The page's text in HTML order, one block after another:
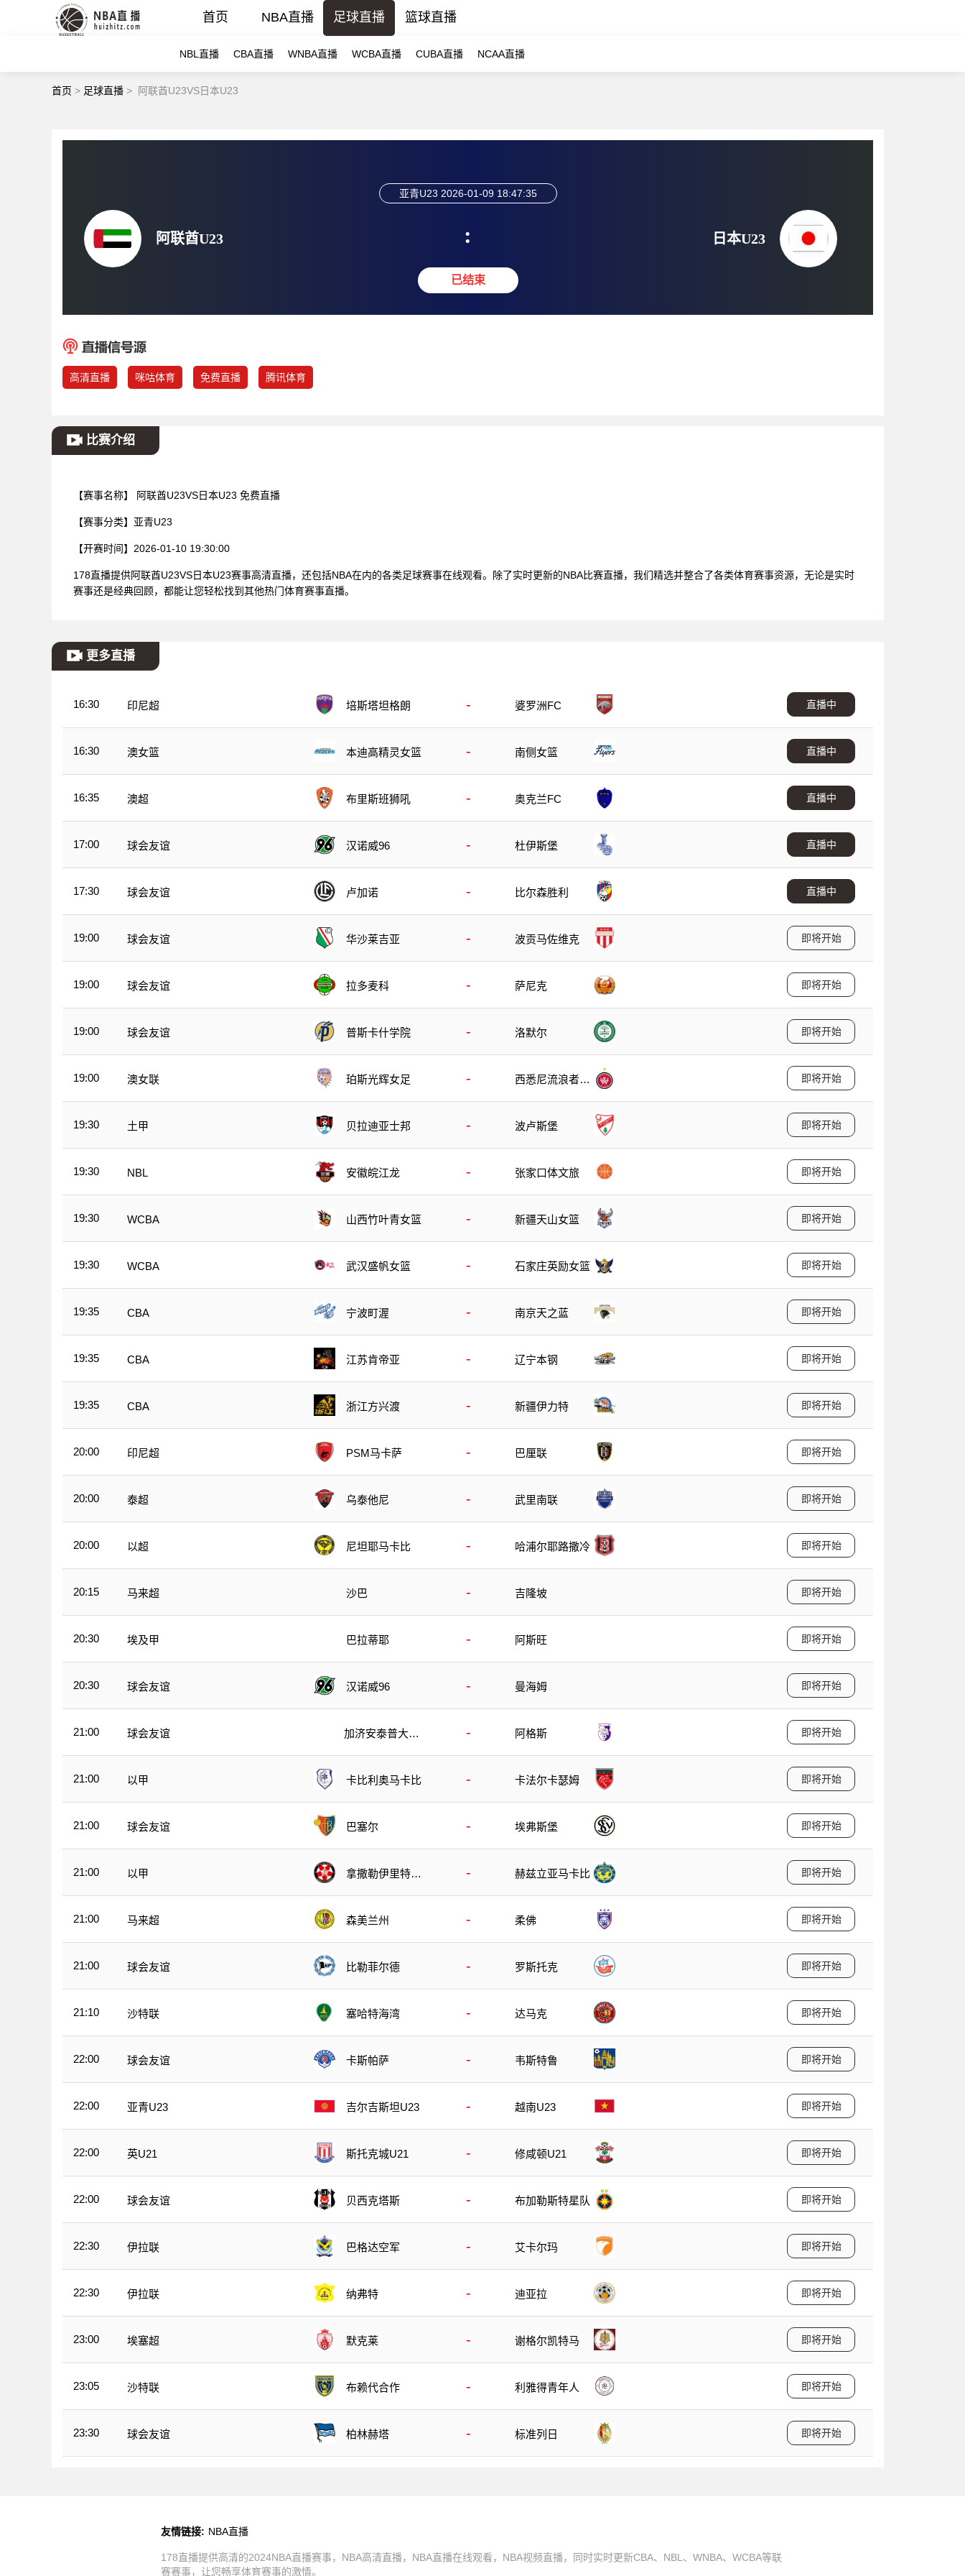
首页 NBA直播 足球直播 篮球直播
NBL直播 CBA直播 WNBA直播 WCBA直播 CUBA直播 NCAA直播
首页 > 足球直播 > 阿联酋U23VS日本U23
阿联酋U23
亚青U23 2026-01-09 18:47:35
:
已结束
日本U23
高清直播 咪咕体育 免费直播 腾讯体育
比赛介绍
【赛事名称】 阿联酋U23VS日本U23 免费直播
【赛事分类】 亚青U23
【开赛时间】 2026-01-10 19:30:00
178直播提供阿联酋U23VS日本U23赛事高清直播，还包括NBA在内的各类足球赛事在线观看。除了实时更新的NBA比赛直播，我们精选并整合了各类体育赛事资源，无论是实时
赛事还是经典回顾，都能让您轻松找到其他热门体育赛事直播。
更多直播
16:30 印尼超 培斯塔坦格朗 - 婆罗洲FC 直播中
16:30 澳女篮 本迪高精灵女篮 - 南侧女篮 直播中
16:35 澳超 布里斯班狮吼 - 奥克兰FC 直播中
17:00 球会友谊 汉诺威96 - 杜伊斯堡 直播中
17:30 球会友谊 卢加诺 - 比尔森胜利 直播中
19:00 球会友谊 华沙莱吉亚 - 波贡马佐维克 即将开始
19:00 球会友谊 拉多麦科 - 萨尼克 即将开始
19:00 球会友谊 普斯卡什学院 - 洛默尔 即将开始
19:00 澳女联 珀斯光辉女足 -
西悉尼流浪者女
即将开始
19:30 土甲 贝拉迪亚士邦 - 波卢斯堡 即将开始
19:30 NBL 安徽皖江龙 - 张家口体文旅 即将开始
19:30 WCBA 山西竹叶青女篮 - 新疆天山女篮 即将开始
19:30 WCBA 武汉盛帆女篮 - 石家庄英励女篮 即将开始
19:35 CBA 宁波町渥 - 南京天之蓝 即将开始
19:35 CBA 江苏肯帝亚 - 辽宁本钢 即将开始
19:35 CBA 浙江方兴渡 - 新疆伊力特 即将开始
20:00 印尼超 PSM马卡萨 - 巴厘联 即将开始
20:00 泰超 乌泰他尼 - 武里南联 即将开始
20:00 以超 尼坦耶马卡比 - 哈浦尔耶路撒冷 即将开始
20:15 马来超 沙巴 - 吉隆坡 即将开始
20:30 埃及甲 巴拉蒂耶 - 阿斯旺 即将开始
20:30 球会友谊 汉诺威96 - 曼海姆 即将开始
21:00 球会友谊
加济安泰普大都
- 阿格斯 即将开始
21:00 以甲 卡比利奥马卡比 - 卡法尔卡瑟姆 即将开始
21:00 球会友谊 巴塞尔 - 埃弗斯堡 即将开始
21:00 以甲
拿撒勒伊里特夏
- 赫兹立亚马卡比 即将开始
21:00 马来超 森美兰州 - 柔佛 即将开始
21:00 球会友谊 比勒菲尔德 - 罗斯托克 即将开始
21:10 沙特联 塞哈特海湾 - 达马克 即将开始
22:00 球会友谊 卡斯帕萨 - 韦斯特鲁 即将开始
22:00 亚青U23 吉尔吉斯坦U23 - 越南U23 即将开始
22:00 英U21 斯托克城U21 - 修咸顿U21 即将开始
22:00 球会友谊 贝西克塔斯 - 布加勒斯特星队 即将开始
22:30 伊拉联 巴格达空军 - 艾卡尔玛 即将开始
22:30 伊拉联 纳弗特 - 迪亚拉 即将开始
23:00 埃塞超 默克莱 - 谢格尔凯特马 即将开始
23:05 沙特联 布赖代合作 - 利雅得青年人 即将开始
23:30 球会友谊 柏林赫塔 - 标准列日 即将开始
友情链接: NBA直播
178直播提供高清的2024NBA直播赛事，NBA高清直播，NBA直播在线观看，NBA视频直播，同时实时更新CBA、NBL、WNBA、WCBA等联
赛赛事，让您畅享体育赛事的激情。